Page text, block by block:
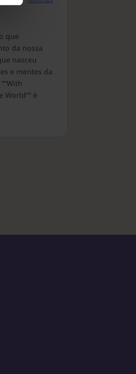
que
da nossa
nasceu
e mentes da
é